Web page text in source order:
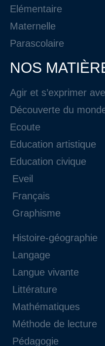
Elémentaire
Maternelle
Parascolaire
NOS
Agir et s’exprimer
Découverte du
Ecoute
Education artistique
Education civique
Eveil
Français
Graphisme
Histoire-géographie
Langage
Langue vivante
Littérature
Mathématiques
Méthode de lecture
Pédagogie